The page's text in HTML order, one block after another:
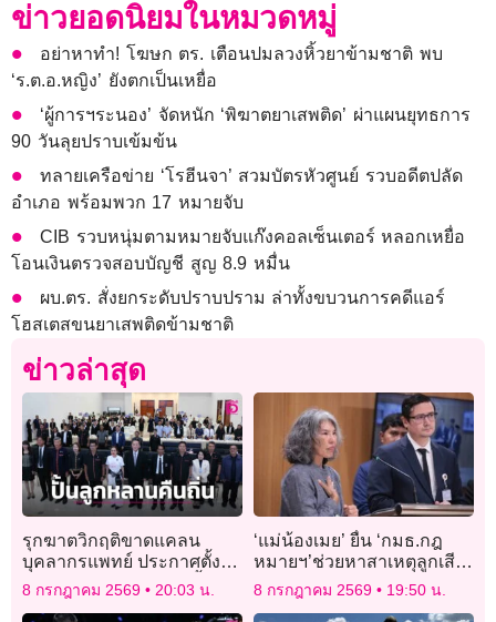
ข่าวยอดนิยมในหมวดหมู่
อย่าหาทำ! โฆษก ตร. เตือนปมลวงหิ้วยาข้ามชาติ พบ
‘ร.ต.อ.หญิง’ ยังตกเป็นเหยื่อ
‘ผู้การฯระนอง’ จัดหนัก ‘พิฆาตยาเสพติด’ ผ่าแผนยุทธการ
90 วันลุยปราบเข้มข้น
ทลายเครือข่าย ‘โรฮีนจา’ สวมบัตรหัวศูนย์ รวบอดีตปลัด
อำเภอ พร้อมพวก 17 หมายจับ
CIB รวบหนุ่มตามหมายจับแก๊งคอลเซ็นเตอร์ หลอกเหยื่อ
โอนเงินตรวจสอบบัญชี สูญ 8.9 หมื่น
ผบ.ตร. สั่งยกระดับปราบปราม ล่าทั้งขบวนการคดีแอร์
โฮสเตสขนยาเสพติดข้ามชาติ
ข่าวล่าสุด
รุกฆาตวิกฤติขาดแคลน
บุคลากรแพทย์ ประกาศตั้ง
‘คณะพยาบาลศาสตร์’ ปั้นลูก
หลานคืนถิ่น
8 กรกฎาคม 2569 20:03 น.
‘แม่น้องเมย’ ยื่น ‘กมธ.กฎ
หมายฯ’ช่วยหาสาเหตุลูกเสีย
ชีวิต ‘รังสิมันต์’รับหารือกมธ.
8 กรกฎาคม 2569 19:50 น.